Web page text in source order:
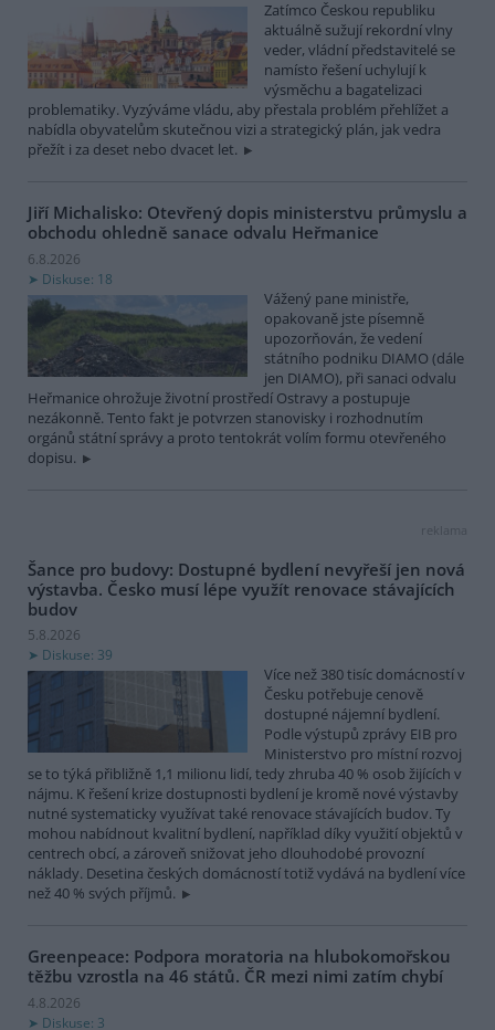
Zatímco Českou republiku
aktuálně sužují rekordní vlny
veder, vládní představitelé se
namísto řešení uchylují k
výsměchu a bagatelizaci
problematiky. Vyzýváme vládu, aby přestala problém přehlížet a
nabídla obyvatelům skutečnou vizi a strategický plán, jak vedra
přežít i za deset nebo dvacet let.
Jiří Michalisko: Otevřený dopis ministerstvu průmyslu a
obchodu ohledně sanace odvalu Heřmanice
6.8.2026
Diskuse: 18
Vážený pane ministře,
opakovaně jste písemně
upozorňován, že vedení
státního podniku DIAMO (dále
jen DIAMO), při sanaci odvalu
Heřmanice ohrožuje životní prostředí Ostravy a postupuje
nezákonně. Tento fakt je potvrzen stanovisky i rozhodnutím
orgánů státní správy a proto tentokrát volím formu otevřeného
dopisu.
reklama
Šance pro budovy: Dostupné bydlení nevyřeší jen nová
výstavba. Česko musí lépe využít renovace stávajících
budov
5.8.2026
Diskuse: 39
Více než 380 tisíc domácností v
Česku potřebuje cenově
dostupné nájemní bydlení.
Podle výstupů zprávy EIB pro
Ministerstvo pro místní rozvoj
se to týká přibližně 1,1 milionu lidí, tedy zhruba 40 % osob žijících v
nájmu. K řešení krize dostupnosti bydlení je kromě nové výstavby
nutné systematicky využívat také renovace stávajících budov. Ty
mohou nabídnout kvalitní bydlení, například díky využití objektů v
centrech obcí, a zároveň snižovat jeho dlouhodobé provozní
náklady. Desetina českých domácností totiž vydává na bydlení více
než 40 % svých příjmů.
Greenpeace: Podpora moratoria na hlubokomořskou
těžbu vzrostla na 46 států. ČR mezi nimi zatím chybí
4.8.2026
Diskuse: 3